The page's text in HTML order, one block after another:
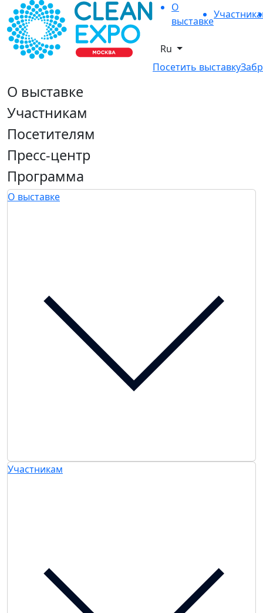
О
выставке
Ru
Посетить выставку
О выставке
Участникам
Посетителям
Пресс-центр
Программа
О выставке
Участникам